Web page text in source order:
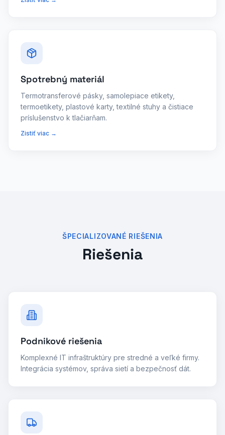
Spotrebný materiál
Termotransferové pásky, samolepiace etikety,
termoetikety, plastové karty, textilné stuhy a čistiace
príslušenstvo k tlačiarňam.
Zistiť viac →
ŠPECIALIZOVANÉ RIEŠENIA
Riešenia
Podnikové riešenia
Komplexné IT infraštruktúry pre stredné a veľké firmy.
Integrácia systémov, správa sietí a bezpečnosť dát.